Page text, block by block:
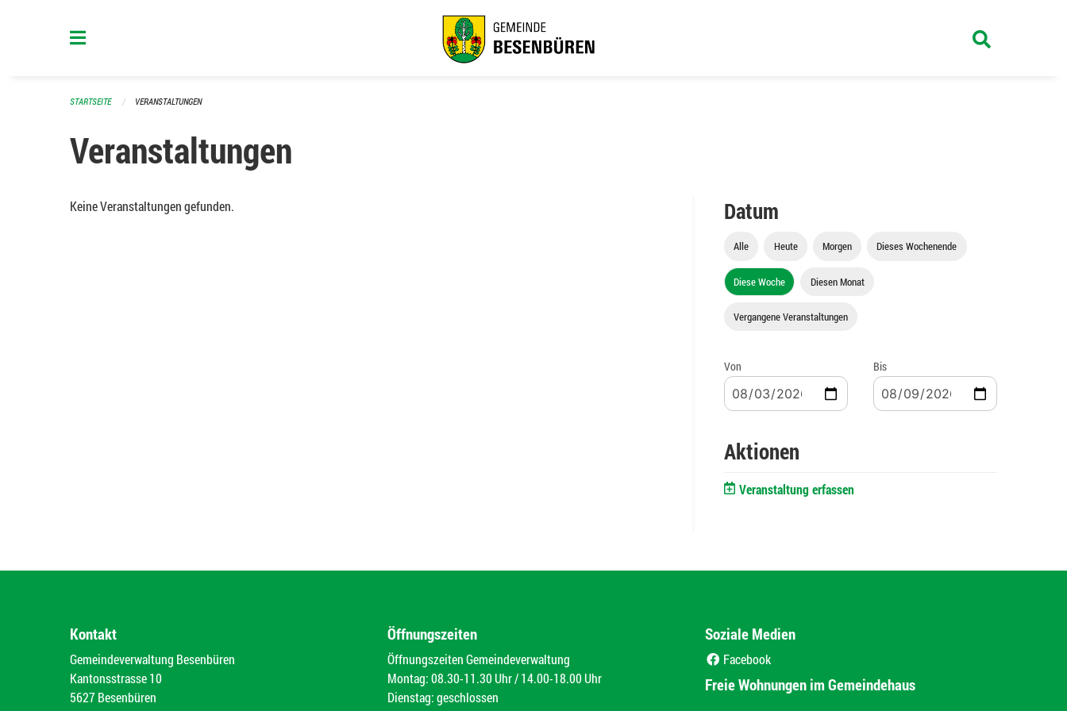
STARTSEITE VERANSTALTUNGEN
Veranstaltungen
Keine Veranstaltungen gefunden. Datum
Alle Heute Morgen Dieses Wochenende
Diese Woche Diesen Monat
Vergangene Veranstaltungen
Von Bis
Aktionen
Veranstaltung erfassen
Kontakt
Gemeindeverwaltung Besenbüren
Kantonsstrasse 10
5627 Besenbüren
Öffnungszeiten
Öffnungszeiten Gemeindeverwaltung
Montag: 08.30-11.30 Uhr / 14.00-18.00 Uhr
Dienstag: geschlossen
Soziale Medien
Facebook
Freie Wohnungen im Gemeindehaus